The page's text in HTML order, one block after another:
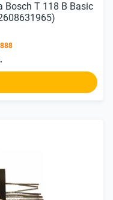
Bosch T 118 В Basic